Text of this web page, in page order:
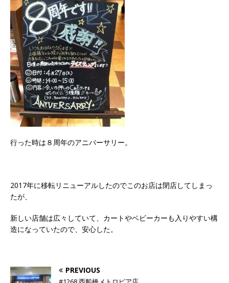
行った時は８周年のアニバーサリー。
2017年に移転リニューアルしたのでこのお店は閉店してしまっ
たが、
新しい店舗は広々していて、カートやベビーカーも入りやすい構
造になっていたので、安心した。
PREVIOUS